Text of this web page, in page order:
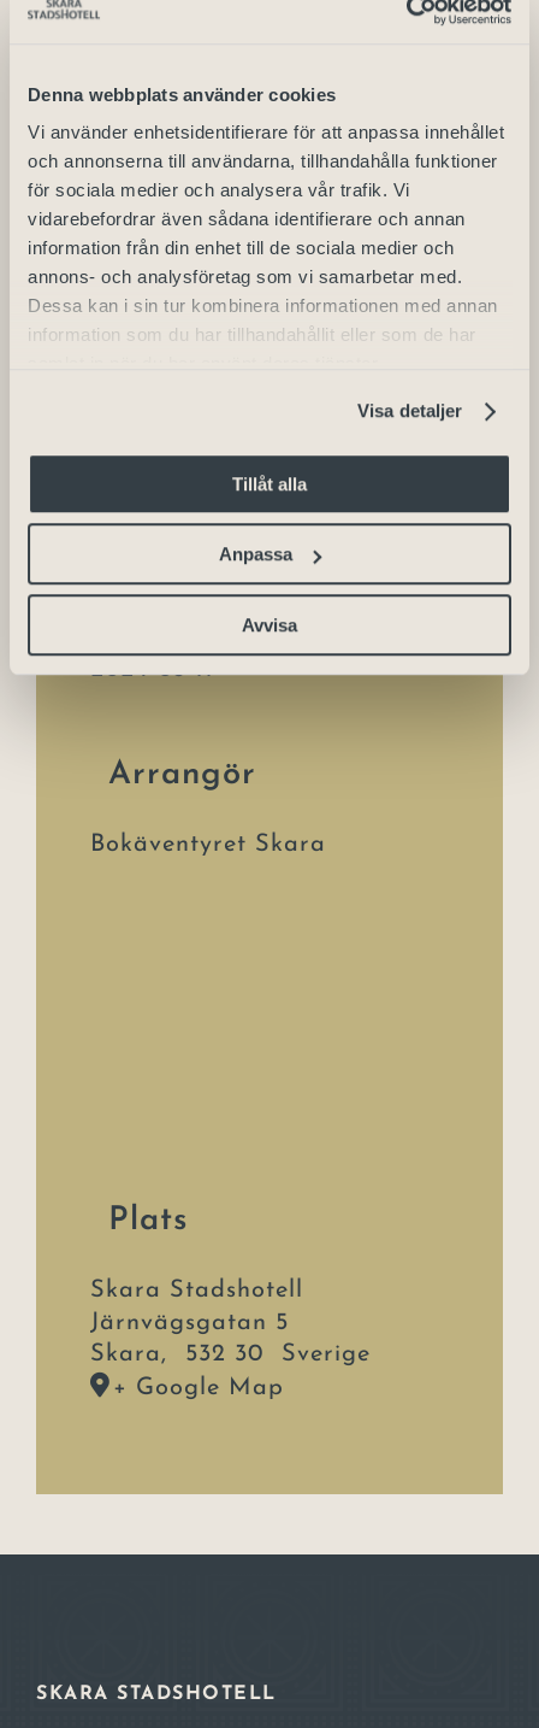
Denna webbplats använder cookies
Vi använder enhetsidentifierare för att anpassa innehållet
och annonserna till användarna, tillhandahålla funktioner
för sociala medier och analysera vår trafik. Vi
vidarebefordrar även sådana identifierare och annan
information från din enhet till de sociala medier och
annons- och analysföretag som vi samarbetar med.
Dessa kan i sin tur kombinera informationen med annan
information som du har tillhandahållit eller som de har
Visa detaljer
Tillåt alla
Anpassa
Avvisa
Biljettpris
Längd: Föreställningens längd är ca
60 min
Spelplats: Kongressen, Skara
Stadshotell
Detaljer
2024-03-11
Arrangör
Bokäventyret Skara
Plats
Skara Stadshotell
Järnvägsgatan 5
Skara , 532 30
Sverige
+ Google Map
SKARA STADSHOTELL